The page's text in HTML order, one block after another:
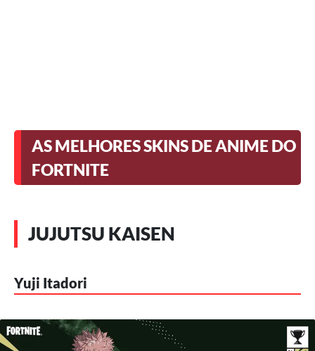
AS MELHORES SKINS DE ANIME DO
FORTNITE
JUJUTSU KAISEN
Yuji Itadori